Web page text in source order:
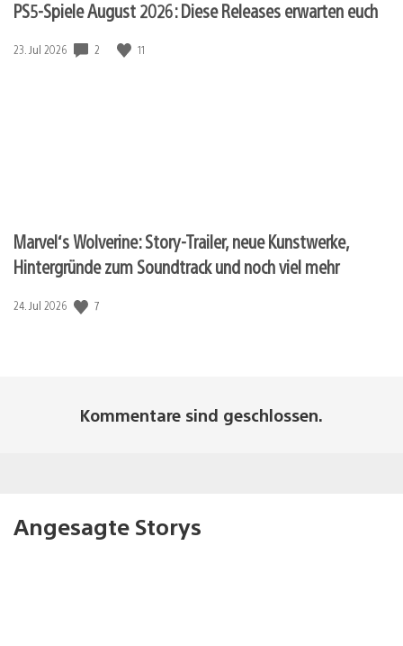
PS5-Spiele August 2026: Diese Releases erwarten euch
Veröffentlichungsdatum:
23. Jul 2026 2 11
Marvel‘s Wolverine: Story-Trailer, neue Kunstwerke,
Hintergründe zum Soundtrack und noch viel mehr
Veröffentlichungsdatum:
24. Jul 2026 7
Kommentare sind geschlossen.
Angesagte Storys